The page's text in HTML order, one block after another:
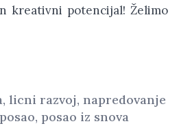
kreativni potencijal! Želimo
, licni razvoj, napredovanje
posao, posao iz snova